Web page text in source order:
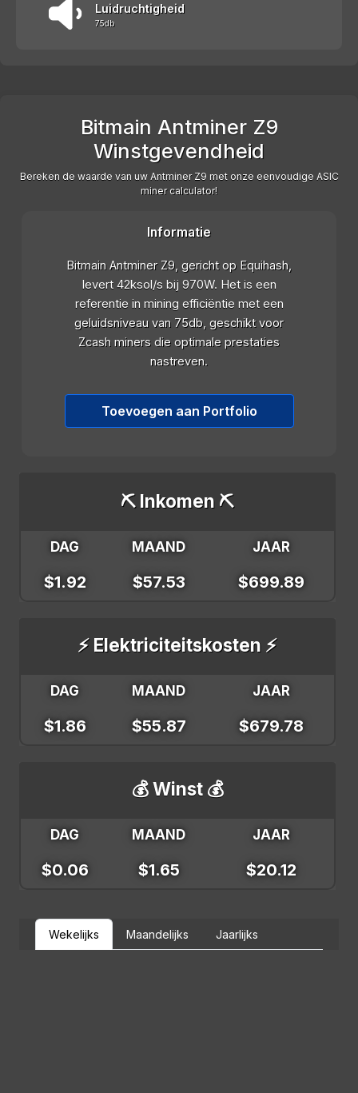
Luidruchtigheid
75db
Bitmain Antminer Z9
Winstgevendheid
Bereken de waarde van uw Antminer Z9 met onze eenvoudige ASIC
miner calculator!
Informatie
Bitmain Antminer Z9, gericht op Equihash,
levert 42ksol/s bij 970W. Het is een
referentie in mining efficiëntie met een
geluidsniveau van 75db, geschikt voor
Zcash miners die optimale prestaties
nastreven.
Toevoegen aan Portfolio
⛏️ Inkomen ⛏️
DAG MAAND JAAR
$1.92 $57.53 $699.89
⚡ Elektriciteitskosten ⚡
DAG MAAND JAAR
$1.86 $55.87 $679.78
💰 Winst 💰
DAG MAAND JAAR
$0.06 $1.65 $20.12
Wekelijks Maandelijks Jaarlijks